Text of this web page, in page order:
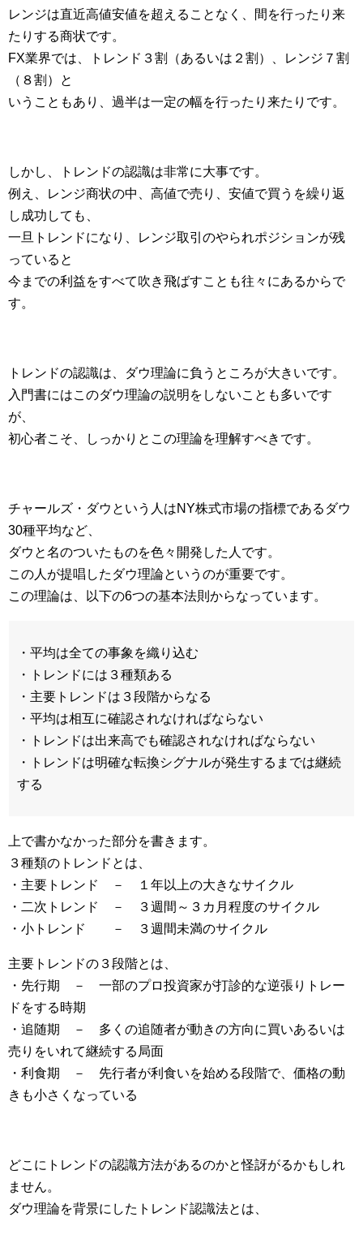
レンジは直近高値安値を超えることなく、間を行ったり来
たりする商状です。
FX業界では、トレンド３割（あるいは２割）、レンジ７割
（８割）と
いうこともあり、過半は一定の幅を行ったり来たりです。
しかし、トレンドの認識は非常に大事です。
例え、レンジ商状の中、高値で売り、安値で買うを繰り返
し成功しても、
一旦トレンドになり、レンジ取引のやられポジションが残
っていると
今までの利益をすべて吹き飛ばすことも往々にあるからで
す。
トレンドの認識は、ダウ理論に負うところが大きいです。
入門書にはこのダウ理論の説明をしないことも多いです
が、
初心者こそ、しっかりとこの理論を理解すべきです。
チャールズ・ダウという人はNY株式市場の指標であるダウ
30種平均など、
ダウと名のついたものを色々開発した人です。
この人が提唱したダウ理論というのが重要です。
この理論は、以下の6つの基本法則からなっています。
・平均は全ての事象を織り込む
・トレンドには３種類ある
・主要トレンドは３段階からなる
・平均は相互に確認されなければならない
・トレンドは出来高でも確認されなければならない
・トレンドは明確な転換シグナルが発生するまでは継続
する
上で書かなかった部分を書きます。
３種類のトレンドとは、
・主要トレンド － １年以上の大きなサイクル
・二次トレンド － ３週間～３カ月程度のサイクル
・小トレンド － ３週間未満のサイクル
主要トレンドの３段階とは、
・先行期 － 一部のプロ投資家が打診的な逆張りトレー
ドをする時期
・追随期 － 多くの追随者が動きの方向に買いあるいは
売りをいれて継続する局面
・利食期 － 先行者が利食いを始める段階で、価格の動
きも小さくなっている
どこにトレンドの認識方法があるのかと怪訝がるかもしれ
ません。
ダウ理論を背景にしたトレンド認識法とは、